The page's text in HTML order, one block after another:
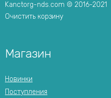
Kanctorg-nds.com © 2016-2021
Очистить корзину
Магазин
Новинки
Поступления